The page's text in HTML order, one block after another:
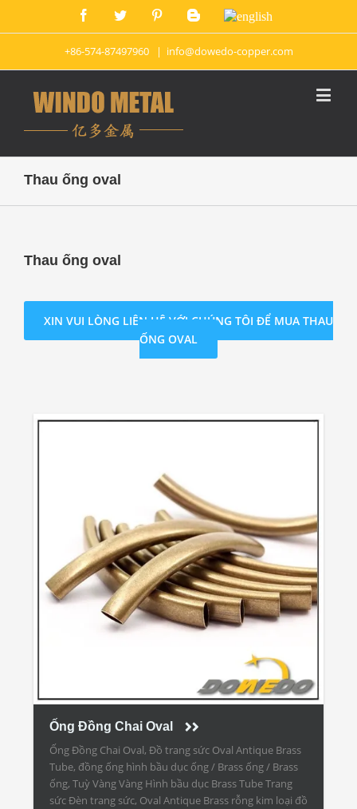
+86-574-87497960 | info@dowedo-copper.com
Thau ống oval
Thau ống oval
XIN VUI LÒNG LIÊN HỆ VỚI CHÚNG TÔI ĐỂ MUA THAU
ỐNG OVAL
Ống Đồng Chai Oval
Ống Đồng Chai Oval, Đồ trang sức Oval Antique Brass
Tube, đồng ống hình bầu dục ống / Brass ống / Brass
ống, Tuỳ Vàng Vàng Hình bầu dục Brass Tube Trang
sức Đèn trang sức, Oval Antique Brass rỗng kim loại đồ